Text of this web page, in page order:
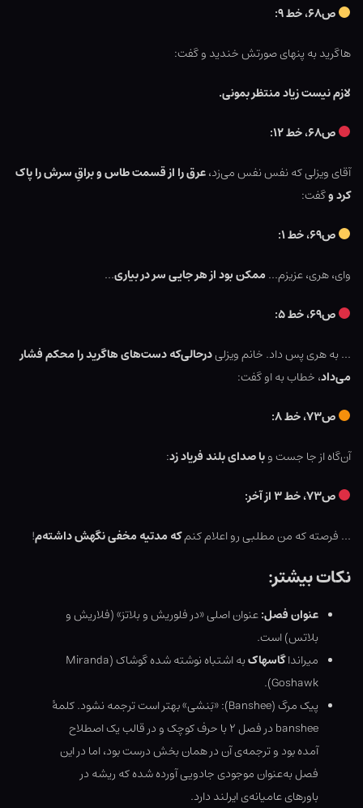
ص۶۸، خط ۹:
هاگرید به پنهای صورتش خندید و گفت:
لازم نیست زیاد منتظر بمونی.
ص۶۸، خط ۱۲:
آقای ویزلی که نفس نفس می‌زد،عرق را از قسمت طاس و براقِ سرش را پاک
کرد وگفت:
ص۶۹، خط ۱:
وای، هری، عزیزم… ممکن بود از هر جایی سر در بیاری…
ص۶۹، خط ۵:
… به هری پس داد. خانم ویزلیدرحالی‌که دست‌های هاگرید را محکم فشار
می‌داد، خطاب به او گفت:
ص۷۳، خط ۸:
آن‌گاه از جا جست وبا صدای بلند فریاد زد:
ص۷۳، خط ۳ از آخر:
… فرصته که من مطلبی رو اعلام کنمکه مدتیه مخفی نگهش داشته‌م!
نکات بیشتر:
عنوان فصل:‌عنوان اصلی «در فلوریش و بلاتز» (فلاریش و
بلاتس) است.
میرانداگاسهاک
به اشتباه نوشته شده گوشاک (Miranda
Goshawk).
پیک مرگ (Banshee): «بَنشی» بهتر است ترجمه نشود. کلمۀ
banshee در فصل ۲ با حرف کوچک و در قالب یک اصطلاح
آمده بود و ترجمه‌ی آن در همان بخش درست بود، اما در این
فصل به‌عنوان موجودی جادویی آورده شده که ریشه در
باورهای عامیانه‌ی ایرلند دارد.